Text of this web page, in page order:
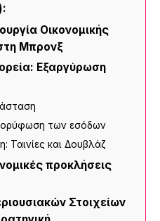
Οικονομικής
Μπρονξ
Εξαργύρωση
των εσόδων
Ταινίες και Δουβλάζ
προκλήσεις
Στοιχείων